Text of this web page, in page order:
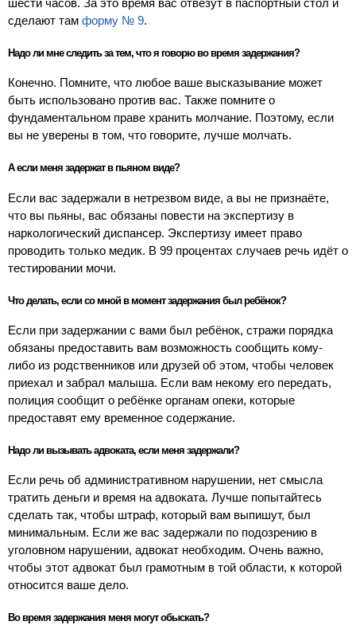
шести часов. За это время вас отвезут в паспортный стол и
сделают там форму № 9.
Надо ли мне следить за тем, что я говорю во время задержания?
Конечно. Помните, что любое ваше высказывание может
быть использовано против вас. Также помните о
фундаментальном праве хранить молчание. Поэтому, если
вы не уверены в том, что говорите, лучше молчать.
А если меня задержат в пьяном виде?
Если вас задержали в нетрезвом виде, а вы не признаёте,
что вы пьяны, вас обязаны повести на экспертизу в
наркологический диспансер. Экспертизу имеет право
проводить только медик. В 99 процентах случаев речь идёт о
тестировании мочи.
Что делать, если со мной в момент задержания был ребёнок?
Если при задержании с вами был ребёнок, стражи порядка
обязаны предоставить вам возможность сообщить кому-
либо из родственников или друзей об этом, чтобы человек
приехал и забрал малыша. Если вам некому его передать,
полиция сообщит о ребёнке органам опеки, которые
предоставят ему временное содержание.
Надо ли вызывать адвоката, если меня задержали?
Если речь об административном нарушении, нет смысла
тратить деньги и время на адвоката. Лучше попытайтесь
сделать так, чтобы штраф, который вам выпишут, был
минимальным. Если же вас задержали по подозрению в
уголовном нарушении, адвокат необходим. Очень важно,
чтобы этот адвокат был грамотным в той области, к которой
относится ваше дело.
Во время задержания меня могут обыскать?